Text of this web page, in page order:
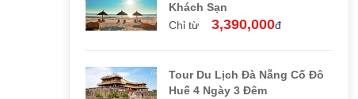
Khách Sạn
Chỉ từ
3,390,000đ
Tour Du Lịch Đà Nẵng Cố Đô
Huế 4 Ngày 3 Đêm